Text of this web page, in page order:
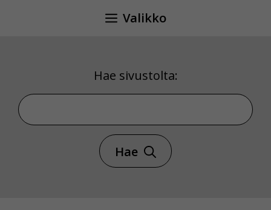
Valikko
Hae sivustolta:
Hae sivustolta
Hae